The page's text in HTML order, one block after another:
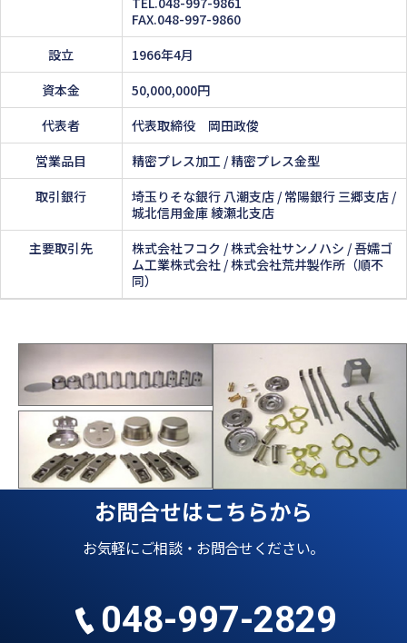
FAX.048-997-9860
設立
1966年4月
資本金
50,000,000円
代表者
代表取締役 岡田政俊
営業品目
精密プレス加工 / 精密プレス金型
取引銀行
埼玉りそな銀行 八潮支店 / 常陽銀行 三郷支店 /
城北信用金庫 綾瀬北支店
主要取引先
株式会社フコク / 株式会社サンノハシ / 吾嬬ゴ
ム工業株式会社 / 株式会社荒井製作所（順不
同）
お問合せはこちらから
お気軽にご相談・お問合せください。
048-997-2829